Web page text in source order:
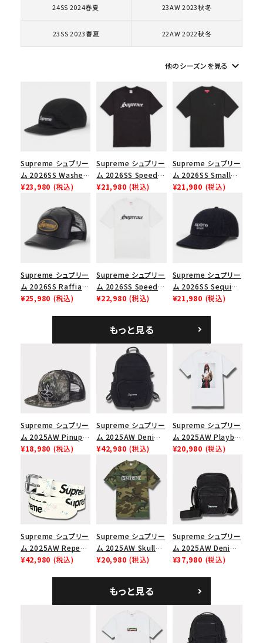
価格から探す
在庫のない商品を表示する
絞り込んで検索する
24SS 2024春夏 23AW 2023秋冬
23SS 2023春夏 22AW 2022秋冬
他のシーズンを見る keyboard_arrow_down
Supreme シュプリー
ム 2026SS Washed
Chino Twill Camp
ノツイル キャンプキャ
ップ ブラック
¥23,980 (税込)
Supreme シュプリー
ム 2026SS Speed
Tee スピードTシャツ
¥21,980 (税込)
Supreme シュプリー
ム 2026SS Small
Box Tee スモールボ
¥21,980 (税込)
Supreme シュプリー
ム 2026SS Raffia
Mesh Back 5-Panel
¥25,980 (税込)
Supreme シュプリー
ム 2026SS Speed
Tee スピードTシャツ
¥22,980 (税込)
Supreme シュプリー
ム 2026SS Sequin
Denim Classic
シックロゴ 6パネルキ
ャップ ブラック
¥21,980 (税込)
もっと見る
Supreme シュプリー
ム 2025AW Pinup
Mesh Back 5-Panel
ュバック 5パネルキャ
ップ トゥルーティン
バーHTC フォールカ
¥18,980 (税込)
Supreme シュプリー
ム 2025AW Denim
Backpack デニム バ
ックパック ブラック
¥42,980 (税込)
Supreme シュプリー
ム 2025AW Playboi
Carti Tee プレイボ
¥20,980 (税込)
Supreme シュプリー
ム 2025AW Repeat
Leather Belt リピー
¥42,980 (税込)
Supreme シュプリー
ム 2025AW Skull
Tee スカル Tシャ
¥20,980 (税込)
Supreme シュプリー
ム 2025AW Denim
Shoulder Bag デニ
¥37,980 (税込)
もっと見る